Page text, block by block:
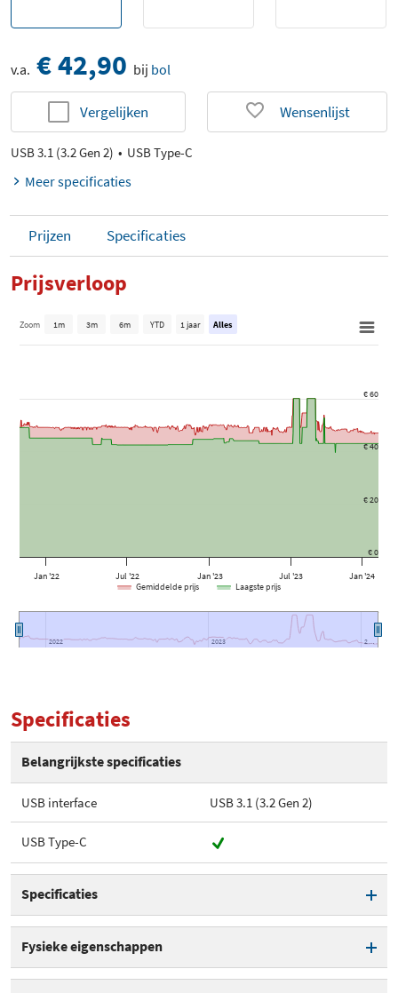
v.a. € 42,90 bij bol
Vergelijken Wensenlijst
USB 3.1 (3.2 Gen 2) USB Type-C
Meer specificaties
Prijzen Specificaties
Prijsverloop
Jan '22 Jul '22 Jan '23 Jul '23 Jan '24
2022
2022 2023
2023 2…
2…
€ 0
€ 20
€ 40
€ 60
Zoom 1m 3m 6m YTD 1 jaar Alles
Gemiddelde prijs Laagste prijs
Specificaties
Belangrijkste specificaties
USB interface USB 3.1 (3.2 Gen 2)
USB Type-C
Specificaties
Ondersteuning voor M.2 SATA
Fysieke eigenschappen